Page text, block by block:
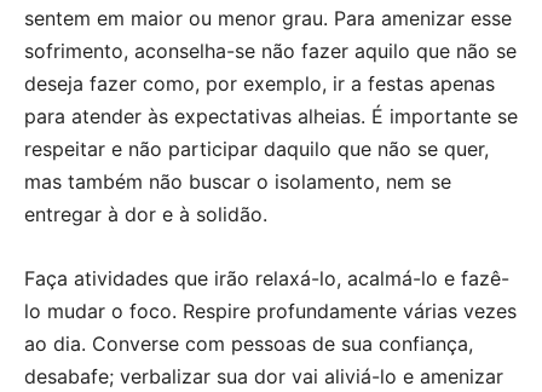
sentem em maior ou menor grau. Para amenizar esse
sofrimento, aconselha-se não fazer aquilo que não se
deseja fazer como, por exemplo, ir a festas apenas
para atender às expectativas alheias. É importante se
respeitar e não participar daquilo que não se quer,
mas também não buscar o isolamento, nem se
entregar à dor e à solidão.
Faça atividades que irão relaxá-lo, acalmá-lo e fazê-
lo mudar o foco. Respire profundamente várias vezes
ao dia. Converse com pessoas de sua confiança,
desabafe; verbalizar sua dor vai aliviá-lo e amenizar